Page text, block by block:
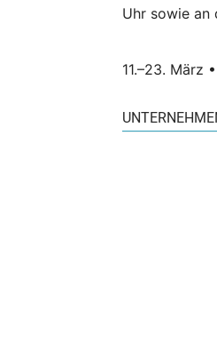
Uhr sowie an
11.–23. März